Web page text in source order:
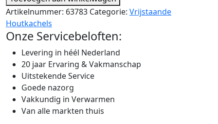
Artikelnummer: 63783 Categorie: Vrijstaande
Houtkachels
Onze Servicebeloften:
Levering in héél Nederland
20 jaar Ervaring & Vakmanschap
Uitstekende Service
Goede nazorg
Vakkundig in Verwarmen
Van alle markten thuis